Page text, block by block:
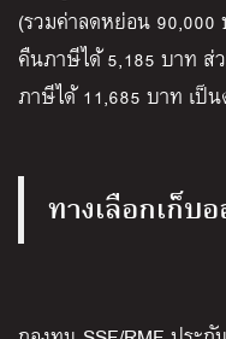
(รวมค่าลดหย่อน 90,000
คืนภาษีได้ 5,185 บาท ส่
ภาษีได้ 11,685 บาท เป็
ทางเลือกเก็บ